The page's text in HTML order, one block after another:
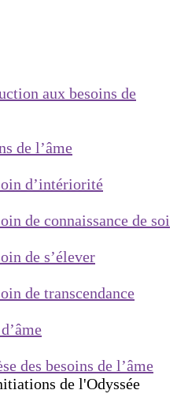
aux besoins de
de l’âme
d’intériorité
de connaissance de soi
de s’élever
de transcendance
des besoins de l’âme
de l'Odyssée